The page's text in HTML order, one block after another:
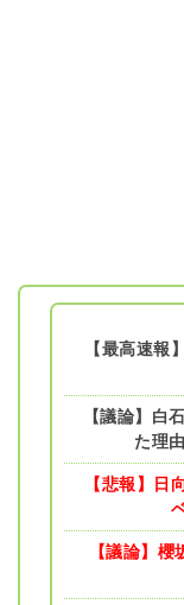
【最高速報
【議論】白
た理
【悲報】日
【議論】